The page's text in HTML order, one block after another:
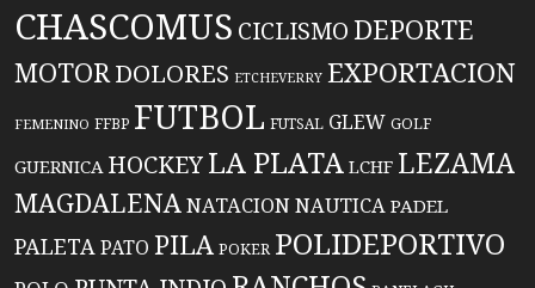
CHASCOMUS CICLISMO DEPORTE
MOTORDOLORES ETCHEVERRY EXPORTACION
FEMENINO FFBP FUTBOL FUTSAL GLEW GOLF
GUERNICA HOCKEYLA PLATA LCHF LEZAMA
MAGDALENANATACIONNAUTICA PADEL
PALETAPATO PILA POKER POLIDEPORTIVO